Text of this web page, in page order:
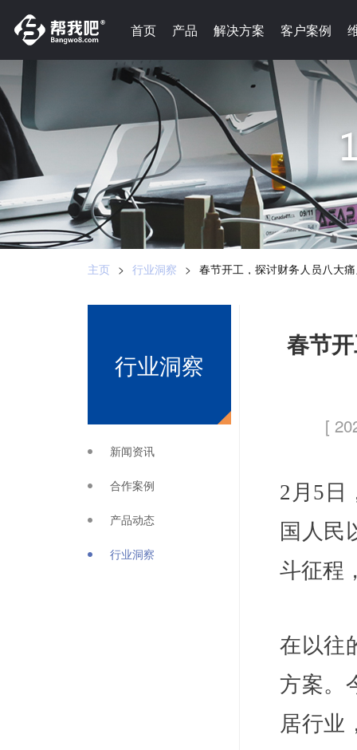
首页 产品 解决方案 客户案例
首页 产品 解决方案 客户案例
主页 > 行业洞察 > 春节开工，探讨财务人员八大
行业洞察
新闻资讯
合作案例
产品动态
行业洞察
春节
[
2月5日
国人民
斗征程
在以往
方案。
居行业